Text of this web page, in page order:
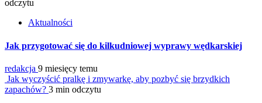
odczytu
Aktualności
Jak przygotować się do kilkudniowej wyprawy wędkarskiej
redakcja 9 miesięcy temu
Jak wyczyścić pralkę i zmywarkę, aby pozbyć się brzydkich
zapachów? 3 min odczytu